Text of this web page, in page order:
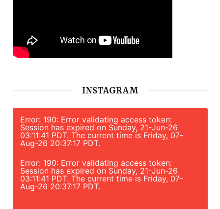
INSTAGRAM
Error: 190: Error validating access token:
Session has expired on Sunday, 21-Jun-26
03:11:41 PDT. The current time is Friday, 07-
Aug-26 20:37:17 PDT.
Error: 190: Error validating access token:
Session has expired on Sunday, 21-Jun-26
03:11:41 PDT. The current time is Friday, 07-
Aug-26 20:37:17 PDT.